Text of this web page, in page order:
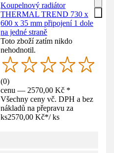
Koupelnový radiátor
THERMAL TREND 730 x
600 x 35 mm připojení 1 dole
na jedné straně
Toto zboží zatím nikdo
nehodnotil.
(0)
cenu — 2570,00 Kč *
Všechny ceny vč. DPH a bez
nákladů na přepravu za
ks2570,00 Kč*/ ks